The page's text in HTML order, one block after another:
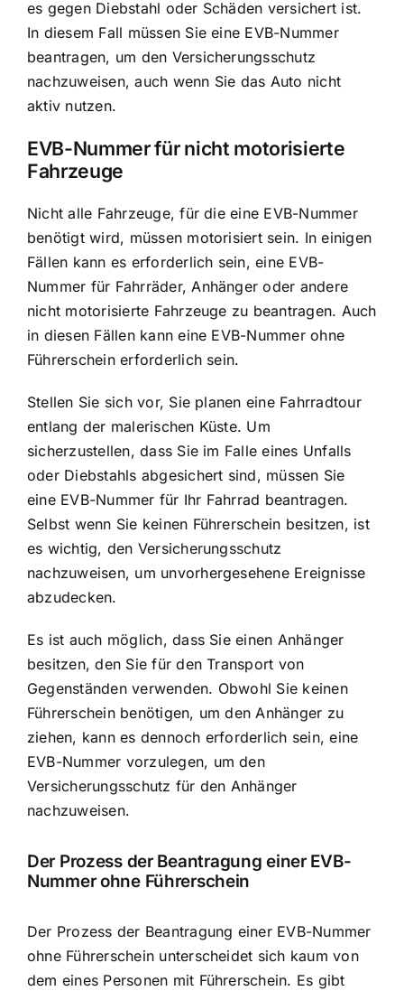
es gegen Diebstahl oder Schäden versichert ist.
In diesem Fall müssen Sie eine EVB-Nummer
beantragen, um den Versicherungsschutz
nachzuweisen, auch wenn Sie das Auto nicht
aktiv nutzen.
EVB-Nummer für nicht motorisierte
Fahrzeuge
Nicht alle Fahrzeuge, für die eine EVB-Nummer
benötigt wird, müssen motorisiert sein. In einigen
Fällen kann es erforderlich sein, eine EVB-
Nummer für Fahrräder, Anhänger oder andere
nicht motorisierte Fahrzeuge zu beantragen. Auch
in diesen Fällen kann eine EVB-Nummer ohne
Führerschein erforderlich sein.
Stellen Sie sich vor, Sie planen eine Fahrradtour
entlang der malerischen Küste. Um
sicherzustellen, dass Sie im Falle eines Unfalls
oder Diebstahls abgesichert sind, müssen Sie
eine EVB-Nummer für Ihr Fahrrad beantragen.
Selbst wenn Sie keinen Führerschein besitzen, ist
es wichtig, den Versicherungsschutz
nachzuweisen, um unvorhergesehene Ereignisse
abzudecken.
Es ist auch möglich, dass Sie einen Anhänger
besitzen, den Sie für den Transport von
Gegenständen verwenden. Obwohl Sie keinen
Führerschein benötigen, um den Anhänger zu
ziehen, kann es dennoch erforderlich sein, eine
EVB-Nummer vorzulegen, um den
Versicherungsschutz für den Anhänger
nachzuweisen.
Der Prozess derBeantragung einer EVB-
Nummer ohne Führerschein
Der Prozess der Beantragung einer EVB-Nummer
ohne Führerschein unterscheidet sich kaum von
dem eines Personen mit Führerschein. Es gibt